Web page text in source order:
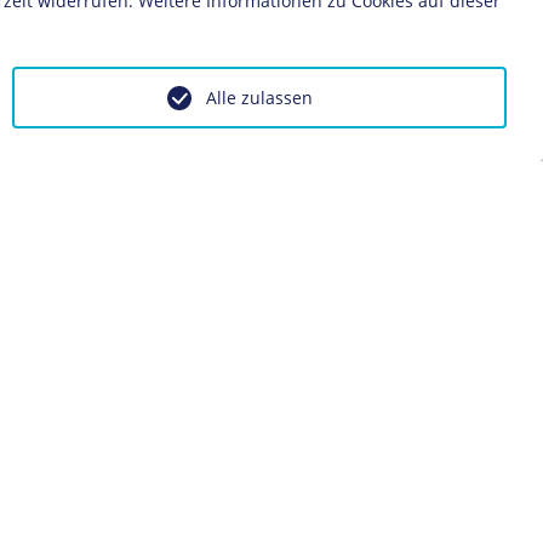
Alle zulassen